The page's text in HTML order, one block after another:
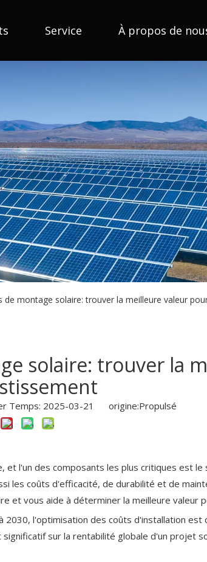
Service À propos de
de montage solaire: trouver la meilleure valeur
solaire: trouver la
Temps: 2025-03-21 origine:Propulsé
l'un des composants les plus critiques est
les coûts d'efficacité, de durabilité et de
et vous aide à déterminer la meilleure valeur
l'optimisation des coûts d'installation est
sur la rentabilité globale d'un projet